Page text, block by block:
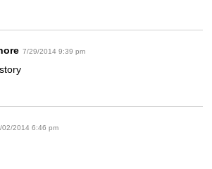
7/29/2014 9:39 pm
02/2014 6:46 pm